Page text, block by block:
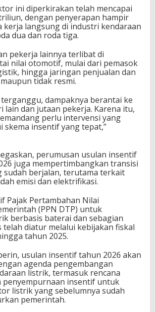
ini diperkirakan telah mencapai
dengan penyerapan hampir
kerja langsung di industri kendaraan
dua dan roda tiga.
pekerja lainnya terlibat di
nilai otomotif, mulai dari pemasok
hingga jaringan penjualan dan
tidak resmi.
dampaknya berantai ke
lain dan jutaan pekerja. Karena itu,
perlu intervensi yang
skema insentif yang tepat,”
perumusan usulan insentif
juga mempertimbangkan transisi
sudah berjalan, terutama terkait
emisi dan elektrifikasi.
Pajak Pertambahan Nilai
(PPN DTP) untuk
berbasis baterai dan sebagian
telah diatur melalui kebijakan fiskal
tahun 2025.
usulan insentif tahun 2026 akan
agenda pengembangan
listrik, termasuk rencana
penyempurnaan insentif untuk
listrik yang sebelumnya sudah
pemerintah.